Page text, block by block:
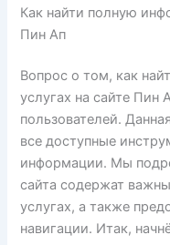
Как найти полную
Пин Ап
Вопрос о том, как
услугах на сайте Пин
пользователей.
все доступные
информации. Мы
сайта содержат
услугах, а также
навигации. Итак,